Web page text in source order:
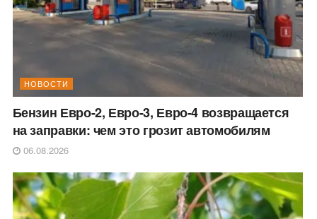
НОВОСТИ
Бензин Евро-2, Евро-3, Евро-4 возвращается
на заправки: чем это грозит автомобилям
06.08.2026